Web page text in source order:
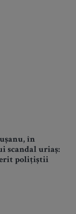
în
scandal uriaș:
polițiștii